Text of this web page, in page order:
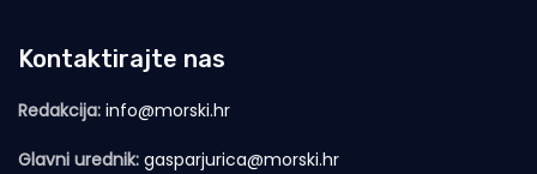
Kontaktirajte nas
Redakcija: info@morski.hr
Glavni urednik: gasparjurica@morski.hr